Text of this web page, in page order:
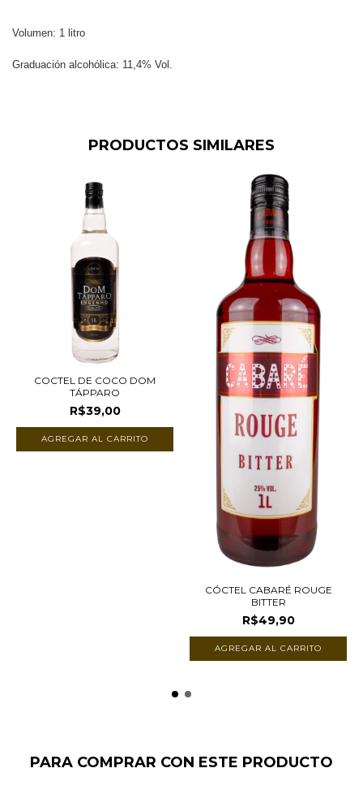
Volumen: 1 litro
Graduación alcohólica: 11,4% Vol.
PRODUCTOS SIMILARES
COCTEL DE COCO DOM
TÁPPARO
R$39,00
CÓCTEL CABARÉ ROUGE
BITTER
R$49,90
PARA COMPRAR CON ESTE PRODUCTO